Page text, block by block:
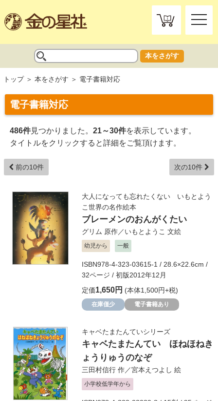
toggle
本をさがす
トップ 本をさがす 電子書籍対応
電子書籍対応
486件見つかりました。 21～30件を表示しています。
タイトルをクリックすると詳細をご覧頂けます。
前の10件 次の10件
大人になっても忘れたくない いもとよう
こ世界の名作絵本
ブレーメンのおんがくたい
グリム 原作／いもとようこ 文絵
幼児から 一般
ISBN978-4-323-03615-1 / 28.6×22.6cm /
32ページ / 初版2012年12月
定価1,650円 (本体1,500円+税)
在庫僅少 電子書籍あり
キャベたまたんていシリーズ
キャベたまたんてい ほねほねき
ょうりゅうのなぞ
三田村信行 作／宮本えつよし 絵
小学校低学年から